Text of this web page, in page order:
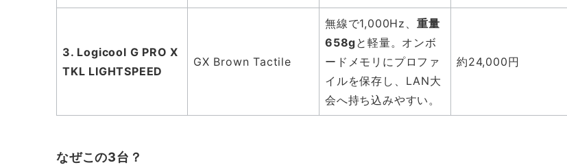
3. Logicool G PRO X
TKL LIGHTSPEED
GX Brown Tactile
無線で1,000Hz、 重量
658gと軽量。オンボ
ードメモリにプロファ
イルを保存し、LAN大
会へ持ち込みやすい。
約24,000円
なぜこの3台？